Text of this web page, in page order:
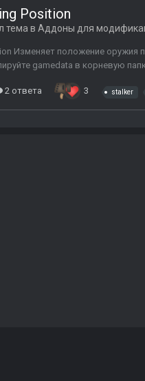
Position
тема в Аддоны для
Изменяет положение
gamedata в корневую
2 ответа 3 stalker